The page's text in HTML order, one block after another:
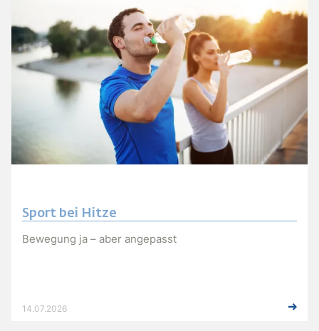
Sport bei Hitze
Bewegung ja – aber angepasst
14.07.2026